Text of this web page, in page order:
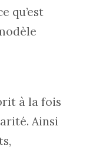
qu’est
à la fois
Ainsi